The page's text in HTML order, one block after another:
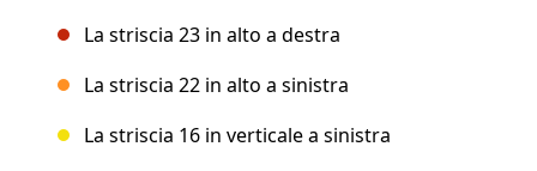
La striscia 23 in alto a destra
La striscia 22 in alto a sinistra
La striscia 16 in verticale a sinistra